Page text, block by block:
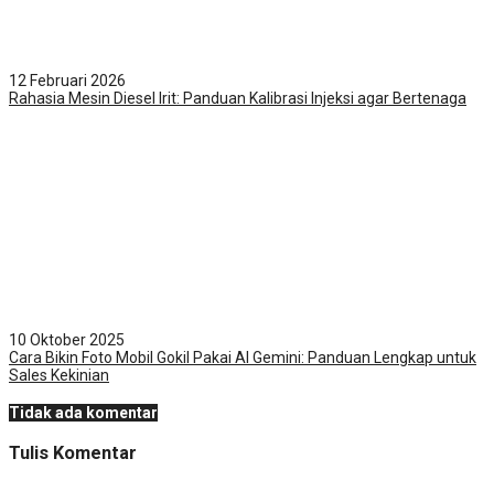
12 Februari 2026
Rahasia Mesin Diesel Irit: Panduan Kalibrasi Injeksi agar Bertenaga
10 Oktober 2025
Cara Bikin Foto Mobil Gokil Pakai AI Gemini: Panduan Lengkap untuk
Sales Kekinian
Tidak ada komentar
Tulis Komentar